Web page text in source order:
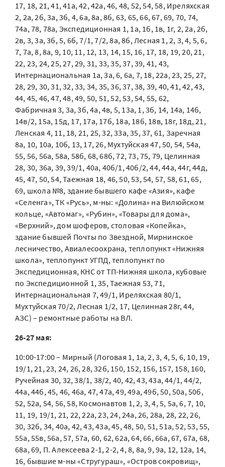
17, 18, 21, 41, 41а, 42, 42а, 46, 48, 52, 54, 58, Иреляхская
2, 2а, 2б, 3а, 3б, 4, 6а, 8а, 8б, 63, 65, 66, 67, 69, 70, 74,
74а, 78, 78а, Экспедиционная 1, 1а, 1б, 1в, 1г, 2, 2а, 2б,
2в, 3, 3а, 3б, 5, 6б, 7/1, 7/2, 8а, 8б, Лесная 1, 2, 3, 4, 5, 6,
7, 7а, 8, 8а, 9, 10, 11, 12, 13, 14, 15, 16, 17, 18, 19, 20, 21,
22, 23, 24, 25, 27, 29, 31, 33, 35, 37, 39, 41, 43,
Интернациональная 1а, 3а, 6, 6а, 7, 18, 22а, 23, 25, 27,
28, 29, 30, 31, 32, 33, 34, 35, 36, 37, 38, 39, 40, 41, 42, 43,
44, 45, 46, 47, 48, 49, 50, 51, 52, 53, 54, 55, 62,
Фабричная 3, 3а, 3б, 4а, 4в, 5, 13а, 1, 3б, 14, 14а, 14б,
14в/2, 15а, 15д, 17, 17а, 17б, 18а, 18б, 18в, 18г, 18д, 21,
Ленская 4, 11, 18, 21, 25, 32, 33а, 35, 37, 61, Заречная
8а, 10, 10а, 10б, 13, 17, 26, Мухтуйская 47, 50, 54, 54а,
55, 56, 56а, 58а, 58б, 68, 68б, 72, 73, 75, 79, Целинная
28, 30, 36а, 39, 39/1, 40а, 40б/1, 40б/2, 44, 44а, 44г, 44д,
45, 47, 50, 54, Таежная 18, 46, 50, 53, 54, 57, 58, 61, 65,
69, школа №8, здание бывшего кафе «Азия», кафе
«Селенга», ТК «Русь», м-ны: «Долина» на Вилюйском
кольце, «Автомаг», «Рубин», «Товары для дома»,
«Верхний», дом шоферов, столовая «Копейка»,
здание бывшей Почты по Звездной, Мирнинское
лесничество, Авиалесоохрана, теплопункт «Нижняя
школа», теплопункт УГПД, теплопункт по
Экспедиционная, КНС от ТП-Нижняя школа, кубовые
по Экспедиционной 1, 35, Таежная 53, 71,
Интернациональная 7, 49/1, Иреляхская 80/1,
Мухтуйская 70/2, Лесная 1/2, 17, Целинная 28г, 44,
АЗС) – ремонтные работы на ВЛ.
26-27 мая:
10:00-17:00 – Мирный (Логовая 1, 1а, 2, 3, 4, 5, 6, 10, 19,
19/1, 21, 23, 24, 26, 28, 32б, 150, 152, 156, 157, 158, 160,
Ручейная 30, 32, 38/1, 38/2, 40, 42, 43, 43а, 44/1, 44/2,
44а, 44б, 45, 46, 46а, 47, 47а, 49, 49а, 49б, 50, 50а, 50б,
52, 52а, 54, 56, 58, Космонавтов 1, 2, 3, 4, 5, 5а, 6, 7, 10,
11, 19, 19/1, 21, 22, 22а, 23, 24, 24а, 26, 28а, 28, 22, 26,
30, 32б, 34, 40а, 42, 43, 43а, 45, 48, 50, 51, 51а, 52, 53, 55,
55а, 55в, 56а, 57, 57а, 60, 62, 62а, 64, 66, 66а, 67, 67а, 68,
68а, 69, П. Алексеева 2-1, 2-2, 4, 8, 8а, 9, 9а, 12, 12а, 14,
16, бывшие м-ны «Стругураш», «Остров сокровищ»,